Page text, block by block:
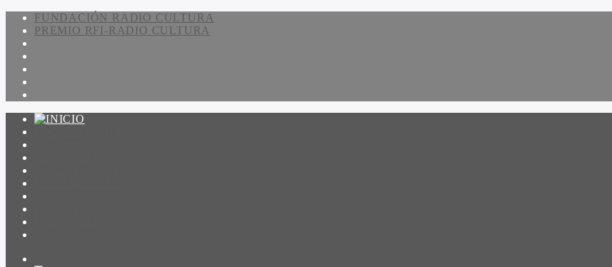
FUNDACIÓN RADIO CULTURA
PREMIO RFI-RADIO CULTURA